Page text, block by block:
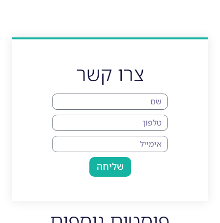
צרו קשר
שליחה